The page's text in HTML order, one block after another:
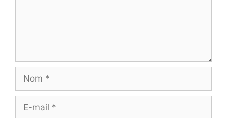
mail